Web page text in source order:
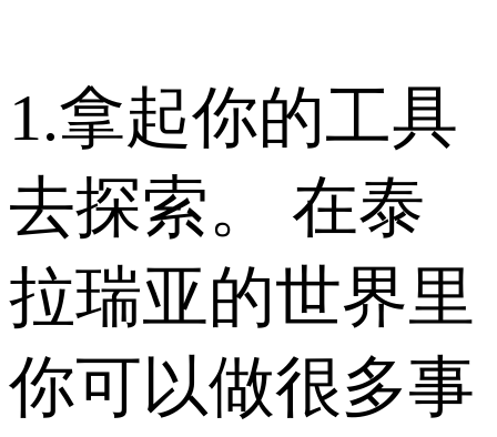
1.拿起你的工具
去探索。 在泰
拉瑞亚的世界里
你可以做很多事